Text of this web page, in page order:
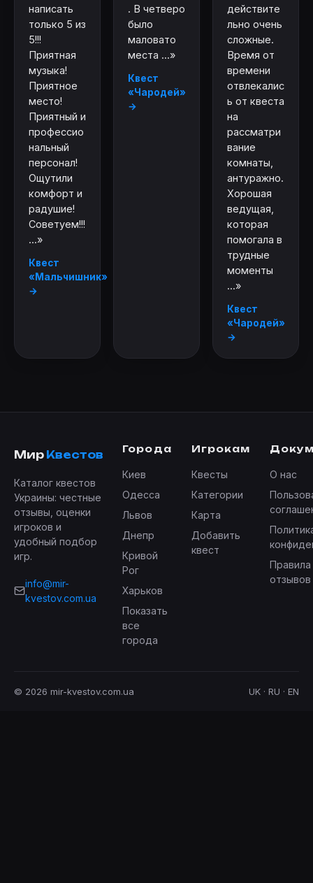
написать
только 5 из
5!!!
Приятная
музыка!
Приятное
место!
Приятный и
профессио
нальный
персонал!
Ощутили
комфорт и
радушие!
Советуем!!!
...»
Квест
«Мальчишник»
→
. В четверо
было
маловато
места ...»
Квест
«Чародей»
→
действите
льно очень
сложные.
Время от
времени
отвлекалис
ь от квеста
на
рассматри
вание
комнаты,
антуражно.
Хорошая
ведущая,
которая
помогала в
трудные
моменты
...»
Квест
«Чародей»
→
Мир Квестов
Каталог квестов
Украины: честные
отзывы, оценки
игроков и
удобный подбор
игр.
info@mir-
kvestov.com.ua
Города
Киев
Одесса
Львов
Днепр
Кривой
Рог
Харьков
Показать
все
города
Игрокам
Квесты
Категории
Карта
Добавить
квест
О нас
отзывов
© 2026 mir-kvestov.com.ua UK · RU · EN